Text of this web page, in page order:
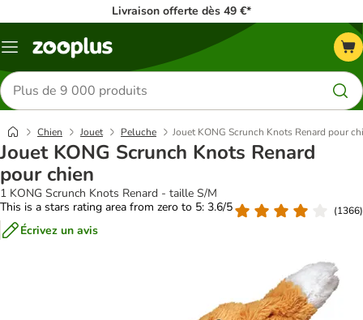
Livraison offerte dès 49 €*
Menu
Rechercher
des
produits
Chien Jouet Peluche Jouet KONG Scrunch Knots Renard pour
Jouet KONG Scrunch Knots Renard
pour chien
1 KONG Scrunch Knots Renard - taille S/M
This is a stars rating area from zero to 5: 3.6/5
(1366)
Écrivez un avis